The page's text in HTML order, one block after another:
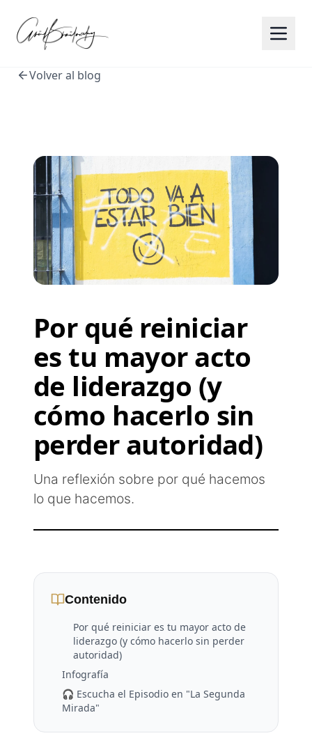
Volver al blog
Por qué reiniciar
es tu mayor acto
de liderazgo (y
cómo hacerlo sin
perder autoridad)
Una reflexión sobre por qué hacemos
lo que hacemos.
Contenido
Por qué reiniciar es tu mayor acto de
liderazgo (y cómo hacerlo sin perder
autoridad)
Infografía
🎧 Escucha el Episodio en "La Segunda
Mirada"